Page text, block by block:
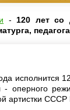
- 120 лет со
исполнится
артистки